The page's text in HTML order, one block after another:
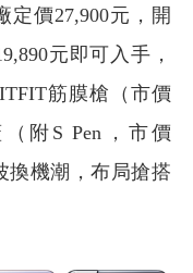
定價27,900元，開
元即可入手，
筋膜槍（市價
附S Pen，市價
換機潮，布局搶搭